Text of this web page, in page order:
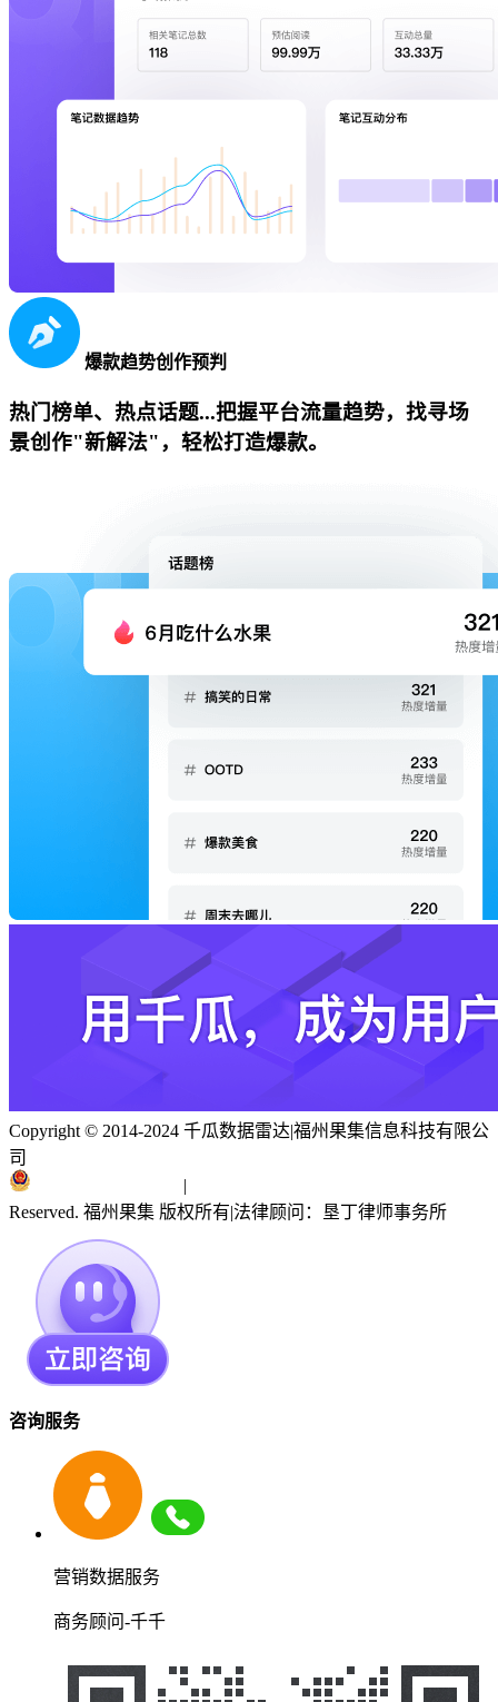
爆款趋势创作预判
热门榜单、热点话题...把握平台流量趋势，找寻场
景创作"新解法"，轻松打造爆款。
Copyright © 2014-2024 千瓜数据雷达|福州果集信息科技有限公
司
|
Reserved. 福州果集 版权所有|法律顾问：垦丁律师事务所
咨询服务
营销数据服务
商务顾问-千千